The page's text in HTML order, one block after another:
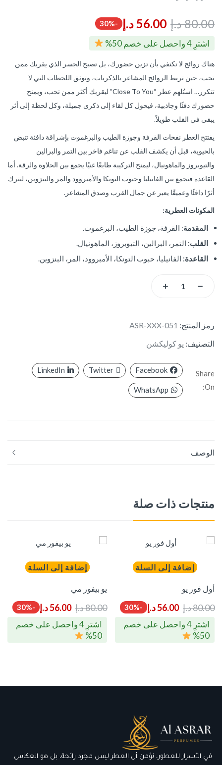
80.00د.إ 56.00د.إ -30%
اشترِ 4 واحصل على خصم 50%
هناك روائح لا تكتفي بأن تزين حضورك، بل تصبح الجسر الذي يقربك ممن
تحب، حين تربط الروائح المشاعر بالذكريات، وتوثق اللحظات التي لا
تتكرر… استُلهم عطر “Close To You” ليقربك أكثر ممن تحب، ويمنح
حضورك دفئًا وجاذبية، فيحول كل لقاء إلى ذكرى جميلة، وكل لحظة إلى أثر
يبقى في القلب طويلاً.
يفتتح العطر نفحات القرفة وجوزة الطيب والبرغموت بإشراقة دافئة تنبض
بالحيوية، قبل أن يكشف القلب عن تناغم فاخر بين التمر والبرالين
والتيوبروز والماهونيال، ليمنح التركيبة طابعًا غنيًا يجمع بين الحلاوة والرقة. أما
القاعدة فتجمع بين الفانيليا وحبوب التونكا والأمبروود والمر والبنزوين، لتترك
أثرًا دافئًا وعميقًا يعبر عن جمال القرب وصدق المشاعر.
المكونات العطرية:
المقدمة: القرفة، جوزة الطيب، البرغموت.
القلب: التمر، البرالين، التيوبروز، الماهونيال.
القاعدة: الفانيليا، حبوب التونكا، الأمبروود، المر، البنزوين.
رمز المنتج: ASR-XXX-051
التصنيف: يو كوليكشن
Share
On:
Facebook
Twitter
LinkedIn
WhatsApp
الوصف
منتجات ذات صلة
إضافة إلى السلة
أول فور يو
80.00د.إ 56.00د.إ -30%
اشترِ 4 واحصل على خصم
50%
إضافة إلى السلة
يو بيفور مي
80.00د.إ 56.00د.إ -30%
اشترِ 4 واحصل على خصم
50%
في الأسرار للعطور، نؤمن أن العطر ليس مجرد رائحة، بل هو انعكاس